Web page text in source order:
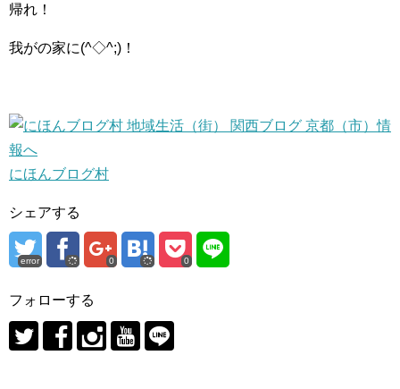
帰れ！
我がの家に(^◇^;)！
にほんブログ村
シェアする
error 0 0
フォローする